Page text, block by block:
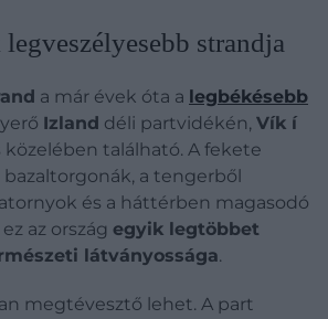
strandja
a már évek óta a legbékésebb
Izland déli partvidékén, Vík í
található. A fekete
a tengerből
és a háttérben magasodó
az ország egyik legtöbbet
látványossága.
megtévesztő lehet. A part